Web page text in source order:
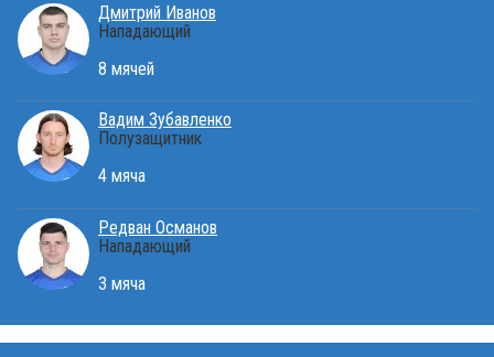
Дмитрий Иванов
Нападающий
8 мячей
Вадим Зубавленко
Полузащитник
4 мяча
Редван Османов
Нападающий
3 мяча